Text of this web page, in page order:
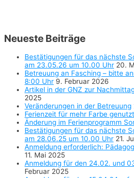
Neueste Beiträge
Bestätigungen für das nächste
am 23.05.26 um 10.00 Uhr 20.
Betreuung an Fasching – bitte
8:00 Uhr 9. Februar 2026
Artikel in der GNZ zur
2025
Veränderungen in der Betreuung
Ferienzeit für mehr Farbe genutzt
Änderung im Ferienprogramm
Bestätigungen für das nächste
am 28.06.25 um 10.00 Uhr 21.
Anmeldung erforderlich:
11. Mai 2025
Anmeldung für den 24.02. und
Februar 2025